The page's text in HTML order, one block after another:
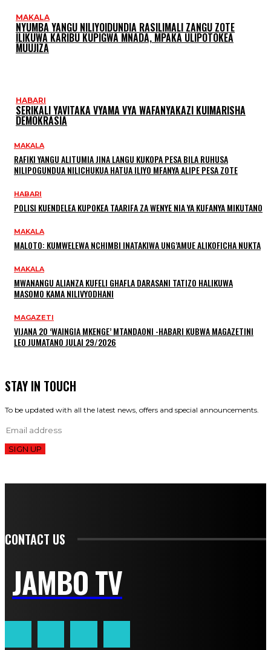
MAKALA
NYUMBA YANGU NILIYOIDUNDIA RASILIMALI ZANGU ZOTE
ILIKUWA KARIBU KUPIGWA MNADA, MPAKA ULIPOTOKEA
MUUJIZA
HABARI
SERIKALI YAVITAKA VYAMA VYA WAFANYAKAZI KUIMARISHA
DEMOKRASIA
MAKALA
RAFIKI YANGU ALITUMIA JINA LANGU KUKOPA PESA BILA RUHUSA
NILIPOGUNDUA NILICHUKUA HATUA ILIYO MFANYA ALIPE PESA ZOTE
HABARI
POLISI KUENDELEA KUPOKEA TAARIFA ZA WENYE NIA YA KUFANYA MIKUTANO
MAKALA
MALOTO: KUMWELEWA NCHIMBI INATAKIWA UNG’AMUE ALIKOFICHA NUKTA
MAKALA
MWANANGU ALIANZA KUFELI GHAFLA DARASANI TATIZO HALIKUWA
MASOMO KAMA NILIVYODHANI
MAGAZETI
VIJANA 20 ‘WAINGIA MKENGE’ MTANDAONI -HABARI KUBWA MAGAZETINI
LEO JUMATANO JULAI 29/2026
STAY IN TOUCH
To be updated with all the latest news, offers and special announcements.
SIGN UP
CONTACT US
JAMBO TV